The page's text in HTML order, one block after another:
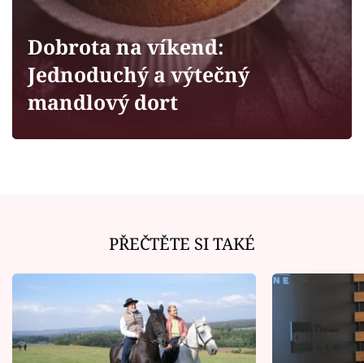
Sledujte prima+
Filmový festival Karlovy Vary
Sledujte nás
Dobrota na víkend:
Jednoduchý a výtečný
mandlový dort
PŘEČTĚTE SI TAKÉ